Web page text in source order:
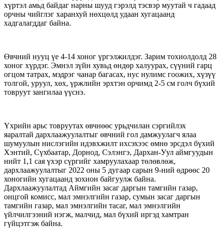
хүртэл амьд байдаг нарны шууд гэрэлд тэсвэр муутай ч гадаад
орчны чийглэг харанхуй нөхцөлд удаан хугацаанд
хадгалагддаг байна.
Өвчний нууц үе 4-14 хоног үргэлжилдэг. Зарим тохиолдолд 28
хоног хүрдэг. Эмнэл зүйн хувьд өндөр халуурах, сүүний гарц
огцом татрах, мэдрэг чанар багасах, нус нулимс гоожих, хүзүү
толгой, уруул, хөх, үржлийн эрхтэн орчимд 2-5 см голч бүхий
товруут зангилаа үүснэ.
Үхрийн арьс товруутах өвчнөөс урьдчилан сэргийлэх
яаралтай дархлаажуулалтыг өвчний гол дамжуулагч ялаа
шумуулын нислэгийн идэвхжилт ихсэхээс өмнө эрсдэл бүхий
Хэнтий, Сүхбаатар, Дорнод, Сэлэнгэ, Дархан-Уул аймгуудын
нийт 1,1 сая үхэр сүргийг хамруулахаар төлөвлөж,
дархлаажуулалтыг 2022 оны 5 дугаар сарын 9-ний өдрөөс 20
хоногийн хугацаанд зохион байгуулж байна.
Дархлаажуулалтад Аймгийн засаг даргын тамгийн газар,
онцгой комисс, мал эмнэлгийн газар, сумын засаг даргын
тамгийн газар, мал эмнэлгийн тасаг, мал эмнэлгийн
үйлчилгээний нэгж, малчид, мал бүхий иргэд хамтран
гүйцэтгэж байна.